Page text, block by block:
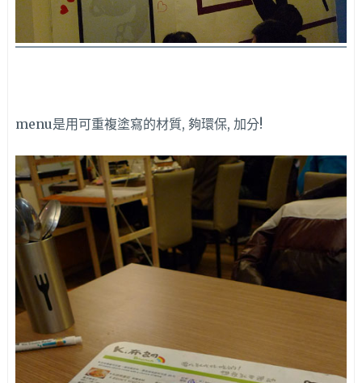
menu是用可重複塗寫的材質, 夠環保, 加分!